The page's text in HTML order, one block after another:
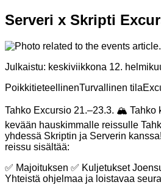
Serveri x Skripti
Julkaistu: keskiviikkona 12.
PoikkitieteellinenTurvallinen tila
Tahko Excursio 21.–23.3. 🏔 Tahko
kevään hauskimmalle reissulle
yhdessä Skriptin ja Serverin
reissu sisältää:
✅ Majoituksen ✅ Kuljetukset
Yhteistä ohjelmaa ja loistavaa